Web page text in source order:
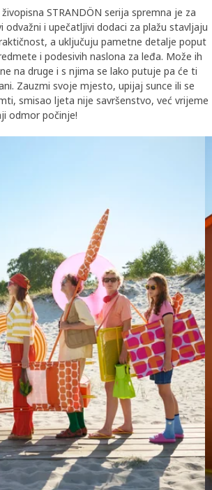
STRANDÖN serija spremna je za
i upečatljivi dodaci za plažu stavljaju
a uključuju pametne detalje poput
i podesivih naslona za leđa. Može ih
na druge i s njima se lako putuje pa će ti
Zauzmi svoje mjesto, upijaj sunce ili se
smisao ljeta nije savršenstvo, već vrijeme
odmor počinje!